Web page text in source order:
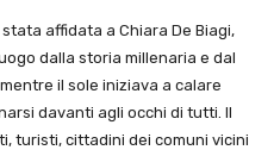
affidata a Chiara De Biagi,
dalla storia millenaria e dal
il sole iniziava a calare
davanti agli occhi di tutti. Il
turisti, cittadini dei comuni vicini